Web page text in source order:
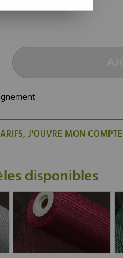
J'OUVRE MON
disponibles